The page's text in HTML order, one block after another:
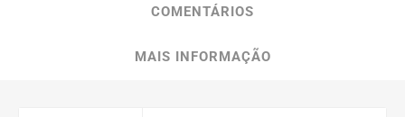
COMENTÁRIOS
MAIS INFORMAÇÃO